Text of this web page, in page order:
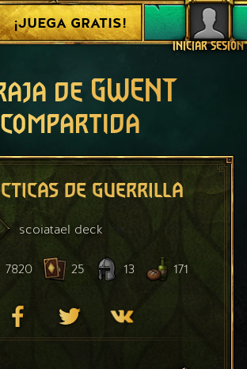
INICIAR SESIÓN
¡JUEGA GRATIS!
de GWENT
compartida
de guerrilla
scoiatael deck
7820 25 13 171